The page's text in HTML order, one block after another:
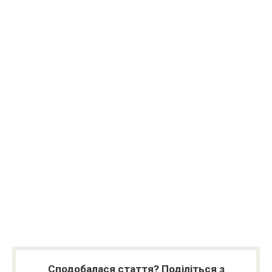
Сподобалася стаття? Поділіться з